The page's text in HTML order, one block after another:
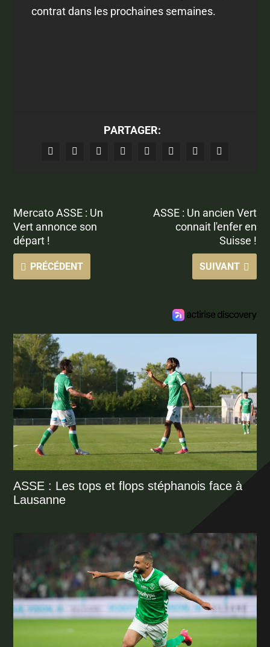
contrat dans les prochaines semaines.
PARTAGER:
Mercato ASSE : Un
Vert annonce son
départ !
PRÉCÉDENT
ASSE : Un ancien Vert
connait l'enfer en
Suisse !
SUIVANT
ASSE : Les tops et flops stéphanois face à
Lausanne